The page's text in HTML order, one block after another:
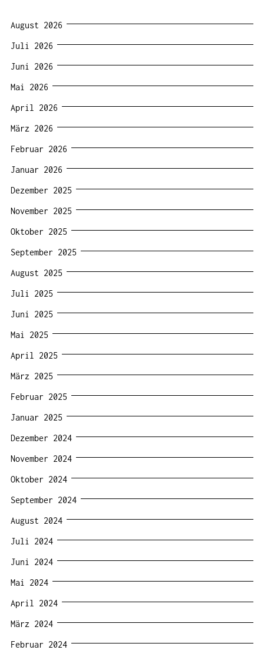
August 2026
Juli 2026
Juni 2026
Mai 2026
April 2026
März 2026
Februar 2026
Januar 2026
Dezember 2025
November 2025
Oktober 2025
September 2025
August 2025
Juli 2025
Juni 2025
Mai 2025
April 2025
März 2025
Februar 2025
Januar 2025
Dezember 2024
November 2024
Oktober 2024
September 2024
August 2024
Juli 2024
Juni 2024
Mai 2024
April 2024
März 2024
Februar 2024